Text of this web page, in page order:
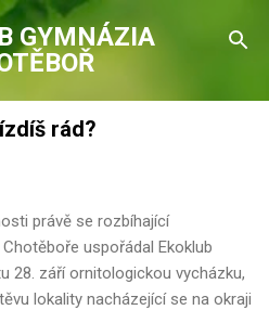
na hlavní obsah
GYMNÁZIA
rád?
právě se rozbíhající
uspořádal Ekoklub
28. září ornitologickou vycházku,
lokality nacházející se na okraji